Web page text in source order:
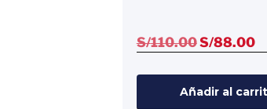
S/110.00El
era:
S/88.00El
Añadir al